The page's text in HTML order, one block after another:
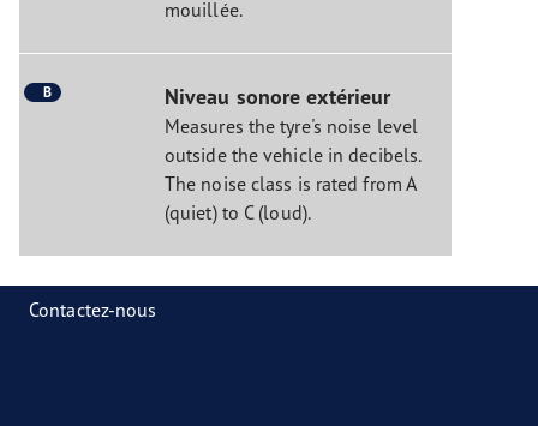
mouillée.
B Niveau sonore extérieur
Measures the tyre's noise level
outside the vehicle in decibels.
The noise class is rated from A
(quiet) to C (loud).
Contactez-nous